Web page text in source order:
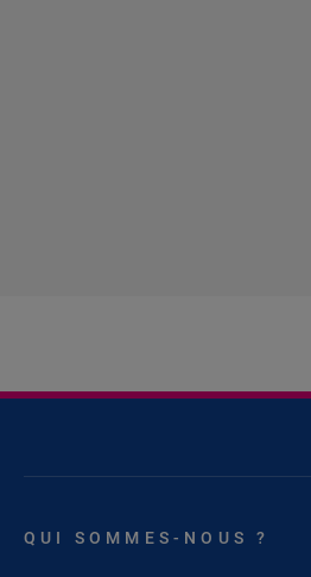
QUI SOMMES-NOUS ?